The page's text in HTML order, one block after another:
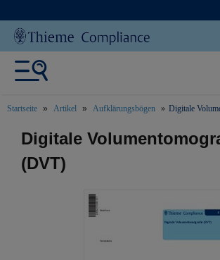
Startseite Artikel Aufklärungsbögen Digitale
text.skipToContent
text.skipToNavigation
Digitale
(DVT)